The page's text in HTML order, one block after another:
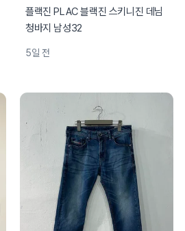
플랙진 PLAC 블랙진 스키니진 데님
청바지 남성32
5일 전